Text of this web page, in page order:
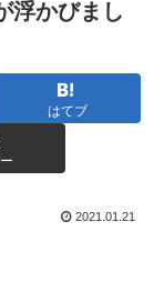
浮かびまし
はてブ
2021.01.21